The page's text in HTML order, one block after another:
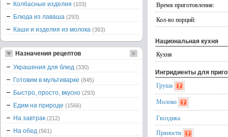
Время приготовления:
Кол-во порций:
Национальная кухня
Кухня
Ингридиенты для
Груша
Молоко
Гвоздика
Пряности
Колбасные изделия (103)
Блюда из лаваша (293)
Каши и изделия из молока (363)
Назначения рецептов
Украшения для блюд (330)
Готовим в мультиварке (845)
Быстро, просто, вкусно (293)
Едим на природе (1566)
На завтрак (212)
На обед (561)